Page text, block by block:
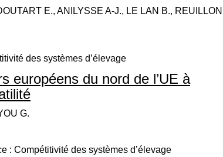
E., ANILYSSE A-J., LE LAN B., REUILLON
des systèmes d’élevage
européens du nord de l’UE à
G.
: Compétitivité des systèmes d’élevage